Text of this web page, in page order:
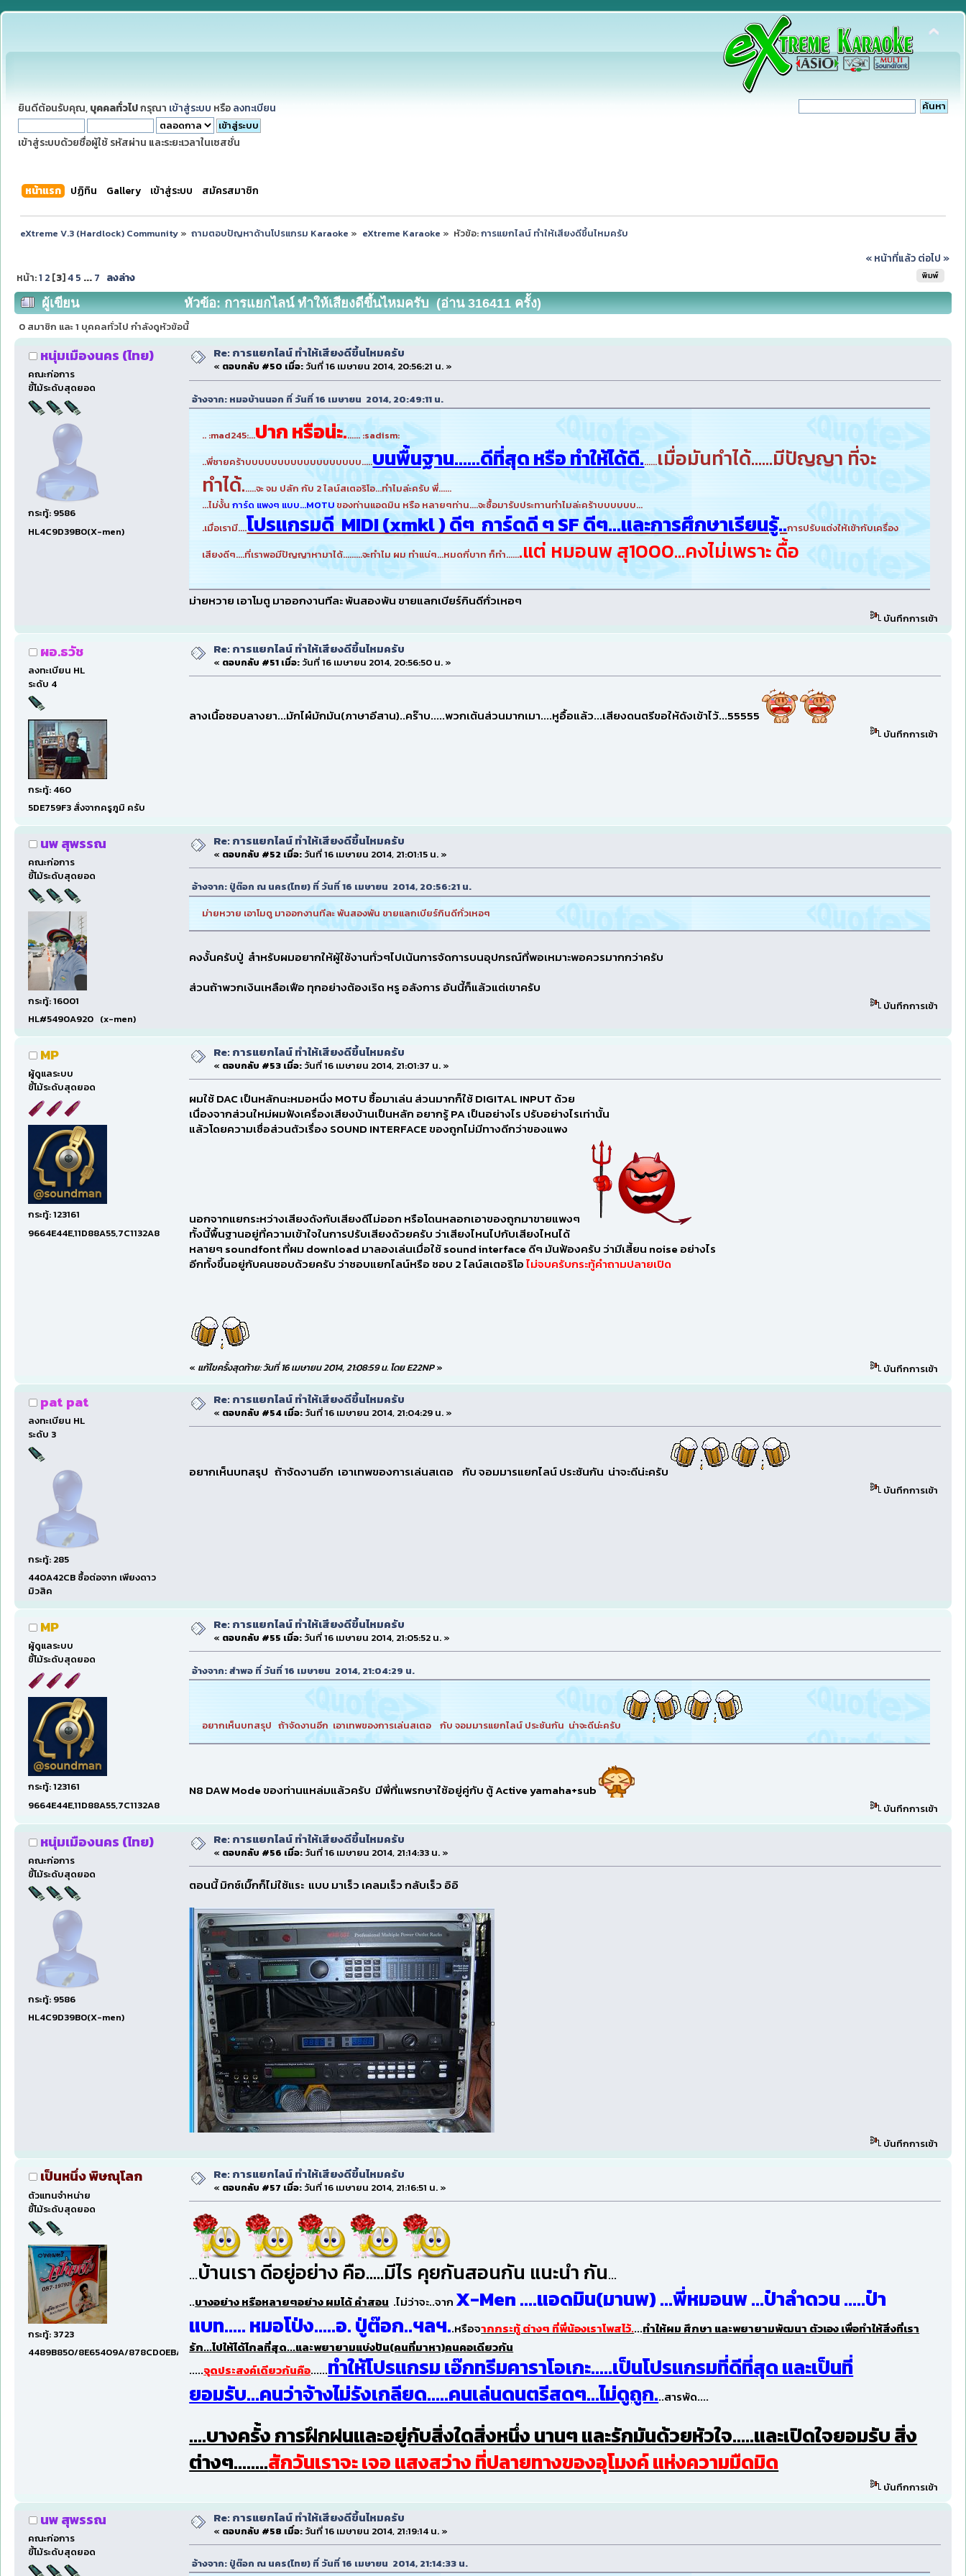
ยินดีต้อนรับคุณ, บุคคลทั่วไปกรุณา เข้าสู่ระบบ หรือ ลงทะเบียน
เข้าสู่ระบบด้วยชื่อผู้ใช้ รหัสผ่าน และระยะเวลาในเซสชั่น
หน้าแรก ปฏิทิน Gallery เข้าสู่ระบบ สมัครสมาชิก
eXtreme V.3 (Hardlock) Community» ถามตอบปัญหาด้านโปรแกรม Karaoke » eXtreme Karaoke » หัวข้อ:การแยกไลน์ ทำให้เสียงดีขึ้นไหมครับ
« หน้าที่แล้ว ต่อไป »
พิมพ์
หน้า:1 2[3]4 5 ... 7 ลงล่าง
ผู้เขียน หัวข้อ: การแยกไลน์ ทำให้เสียงดีขึ้นไหมครับ (อ่าน 316411 ครั้ง)
0 สมาชิก และ 1 บุคคลทั่วไป กำลังดูหัวข้อนี้
หนุ่มเมืองนคร (ไทย)
คณะก่อการ
ขี้โม้ระดับสุดยอด
กระทู้: 9586
HL4C9D39B0(X-men)
Re: การแยกไลน์ ทำให้เสียงดีขึ้นไหมครับ
« ตอบกลับ #50 เมื่อ:วันที่ 16 เมษายน 2014, 20:56:21 น. »
อ้างจาก: หมอบ้านนอก ที่ วันที่ 16 เมษายน 2014, 20:49:11 น.
.. :mad245:...ปาก หรือน่ะ....... :sadism:
..พี่ชายคร้าบบบบบบบบบบบบบบบบบบ.....บนพื้นฐาน......ดีที่สุด หรือ ทำให้ได้ดี.......เมื่อมันทำได้......มีปัญญา ที่จะ
ทำได้......จะ จม ปลัก กับ 2 ไลน์สเตอริโอ...ทำไมล่ะครับ พี่......
...ไม่งั้นการ์ด แพงๆ แบบ...MOTUของท่านแอดมิน หรือ หลายๆท่าน....จะซื้อมารับประทานทำไมล่ะคร้าบบบบบบ...
.เมื่อเรามี....โปรแกรมดี MIDI (xmkl ) ดีๆ การ์ดดี ๆ SF ดีๆ...และการศึกษาเรียนรู้..การปรับแต่งให้เข้ากับเครื่อง
เสียงดีๆ....ที่เราพอมีปัญญาหามาได้.........จะทำไม ผม ทำแน่ๆ...หมดกี่บาท ก็ทำ.......แต่ หมอนพ สุ1000...คงไม่เพราะ ดื้อ
ม่ายหวาย เอาโมตู มาออกงานทีละ พันสองพัน ขายแลกเบียร์กินดีกั่วเหอๆ
บันทึกการเข้า
ผอ.ธวัช
ลงทะเบียน HL
ระดับ 4
กระทู้: 460
5DE759F3 สั่งจากครูภูมิ ครับ
Re: การแยกไลน์ ทำให้เสียงดีขึ้นไหมครับ
« ตอบกลับ #51 เมื่อ:วันที่ 16 เมษายน 2014, 20:56:50 น. »
ลางเนื้อชอบลางยา...มักไผ๋มักมัน(ภาษาอีสาน)..คร๊าบ.....พวกเต้นส่วนมากเมา....หูอื้อแล้ว...เสียงดนตรีขอให้ดังเข้าไว้...55555
บันทึกการเข้า
นพ สุพรรณ
คณะก่อการ
ขี้โม้ระดับสุดยอด
กระทู้: 16001
HL#5490A920 (x-men)
Re: การแยกไลน์ ทำให้เสียงดีขึ้นไหมครับ
« ตอบกลับ #52 เมื่อ:วันที่ 16 เมษายน 2014, 21:01:15 น. »
อ้างจาก: ปู่ต๊อก ณ นคร(ไทย) ที่ วันที่ 16 เมษายน 2014, 20:56:21 น.
ม่ายหวาย เอาโมตู มาออกงานทีละ พันสองพัน ขายแลกเบียร์กินดีกั่วเหอๆ
คงงั้นครับปู่ สำหรับผมอยากให้ผู้ใช้งานทั่วๆไปเน้นการจัดการบนอุปกรณ์ที่พอเหมาะพอควรมากกว่าครับ
ส่วนถ้าพวกเงินเหลือเฟือ ทุกอย่างต้องเริด หรู อลังการ อันนี้ก็แล้วแต่เขาครับ
บันทึกการเข้า
MP
ผู้ดูแลระบบ
ขี้โม้ระดับสุดยอด
กระทู้: 123161
9664E44E,11D88A55,7C1132A8
Re: การแยกไลน์ ทำให้เสียงดีขึ้นไหมครับ
« ตอบกลับ #53 เมื่อ:วันที่ 16 เมษายน 2014, 21:01:37 น. »
ผมใช้ DAC เป็นหลักนะหมอหนึ่ง MOTU ซื้อมาเล่น ส่วนมากก็ใช้ DIGITAL INPUT ด้วย
เนื่องจากส่วนใหม่ผมฟังเครื่องเสียงบ้านเป็นหลัก อยากรู้ PA เป็นอย่างไร ปรับอย่างไรเท่านั้น
แล้วโดยความเชื่อส่วนตัวเรื่อง SOUND INTERFACE ของถูกไม่มีทางดีกว่าของแพง
นอกจากแยกระหว่างเสียงดังกับเสียงดีไม่ออก หรือโดนหลอกเอาของถูกมาขายแพงๆ
ทั้งนี้พื้นฐานอยู่ที่ความเข้าใจในการปรับเสียงด้วยครับ ว่าเสียงไหนไปกับเสียงไหนได้
หลายๆ soundfont ที่ผม download มาลองเล่นเมื่อใช้ sound interface ดีๆ มันฟ้องครับ ว่ามีเสี้ยน noise อย่างไร
อีกทั้งขึ้นอยู่กับคนชอบด้วยครับ ว่าชอบแยกไลน์หรือ ชอบ 2 ไลน์สเตอริโอไม่จบครับกระทู้คำถามปลายเปิด
« แก้ไขครั้งสุดท้าย: วันที่ 16 เมษายน 2014, 21:08:59 น. โดย E22NP» บันทึกการเข้า
pat pat
ลงทะเบียน HL
ระดับ 3
กระทู้: 285
440A42CB ซื้อต่อจาก เพียงดาว
มิวสิค
Re: การแยกไลน์ ทำให้เสียงดีขึ้นไหมครับ
« ตอบกลับ #54 เมื่อ:วันที่ 16 เมษายน 2014, 21:04:29 น. »
อยากเห็นบทสรุป ถ้าจัดงานอีก เอาเทพของการเล่นสเตอ กับ จอมมารแยกไลน์ ประชันกัน น่าจะดีน่ะครับ
บันทึกการเข้า
MP
ผู้ดูแลระบบ
ขี้โม้ระดับสุดยอด
กระทู้: 123161
9664E44E,11D88A55,7C1132A8
Re: การแยกไลน์ ทำให้เสียงดีขึ้นไหมครับ
« ตอบกลับ #55 เมื่อ:วันที่ 16 เมษายน 2014, 21:05:52 น. »
อ้างจาก: สำพอ ที่ วันที่ 16 เมษายน 2014, 21:04:29 น.
อยากเห็นบทสรุป ถ้าจัดงานอีก เอาเทพของการเล่นสเตอ กับ จอมมารแยกไลน์ ประชันกัน น่าจะดีน่ะครับ
N8 DAW Mode ของท่านแหล่มแล้วครับ มีพี่ที่แพรกษาใช้อยู่คู่กับ ตู้ Active yamaha+sub
บันทึกการเข้า
หนุ่มเมืองนคร (ไทย)
คณะก่อการ
ขี้โม้ระดับสุดยอด
กระทู้: 9586
HL4C9D39B0(X-men)
Re: การแยกไลน์ ทำให้เสียงดีขึ้นไหมครับ
« ตอบกลับ #56 เมื่อ:วันที่ 16 เมษายน 2014, 21:14:33 น. »
ตอนนี้ มิกซ์เมิ๊กก็ไม่ใช้แระ แบบ มาเร็ว เคลมเร็ว กลับเร็ว อิอิ
บันทึกการเข้า
เป็นหนึ่ง พิษณุโลก
ตัวแทนจำหน่าย
ขี้โม้ระดับสุดยอด
กระทู้: 3723
4489B850/8E65409A/878CD0EB/6E61CE55/70876DD8/80008
Re: การแยกไลน์ ทำให้เสียงดีขึ้นไหมครับ
« ตอบกลับ #57 เมื่อ:วันที่ 16 เมษายน 2014, 21:16:51 น. »
...บ้านเรา ดีอยู่อย่าง คือ.....มีไร คุยกันสอนกัน แนะนำ กัน...
..บางอย่าง หรือหลายๆอย่าง ผมได้ คำสอน .ไม่ว่าจะ..จาก X-Men ....แอดมิน(มานพ) ...พี่หมอนพ ...ป๋าลำดวน .....ป๋า
แบท..... หมอโป่ง.....อ. ปู่ต๊อก..ฯลฯ..หรือจากกระทู้ ต่างๆ ที่พี่น้องเราโพสไว้....ทำให้ผม ศึกษา และพยายามพัฒนา ตัวเอง เพื่อทำให้สิ่งที่เรา
รัก...ไปให้ได้ไกลที่สุด...และพยายามแบ่งปัน(คนที่มาหา)คนคอเดียวกัน
.....จุดประสงค์เดียวกันคือ......ทำให้โปรแกรม เอ๊กทรีมคาราโอเกะ.....เป็นโปรแกรมที่ดีที่สุด และเป็นที่
ยอมรับ...คนว่าจ้างไม่รังเกลียด.....คนเล่นดนตรีสดๆ...ไม่ดูถูก...สารพัด....
....บางครั้ง การฝึกฝนและอยู่กับสิ่งใดสิ่งหนึ่ง นานๆ และรักมันด้วยหัวใจ.....และเปิดใจยอมรับ สิ่ง
ต่างๆ........สักวันเราจะ เจอ แสงสว่าง ที่ปลายทางของอุโมงค์ แห่งความมืดมิด
บันทึกการเข้า
นพ สุพรรณ
คณะก่อการ
ขี้โม้ระดับสุดยอด
Re: การแยกไลน์ ทำให้เสียงดีขึ้นไหมครับ
« ตอบกลับ #58 เมื่อ:วันที่ 16 เมษายน 2014, 21:19:14 น. »
อ้างจาก: ปู่ต๊อก ณ นคร(ไทย) ที่ วันที่ 16 เมษายน 2014, 21:14:33 น.